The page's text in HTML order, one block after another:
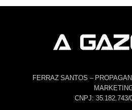
FERRAZ SANTOS –
CNPJ: 35.182.743/